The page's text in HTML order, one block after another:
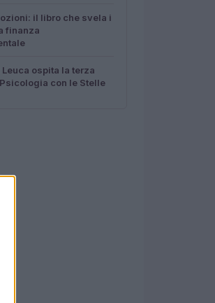
il libro che svela i
finanza
ospita la terza
con le Stelle